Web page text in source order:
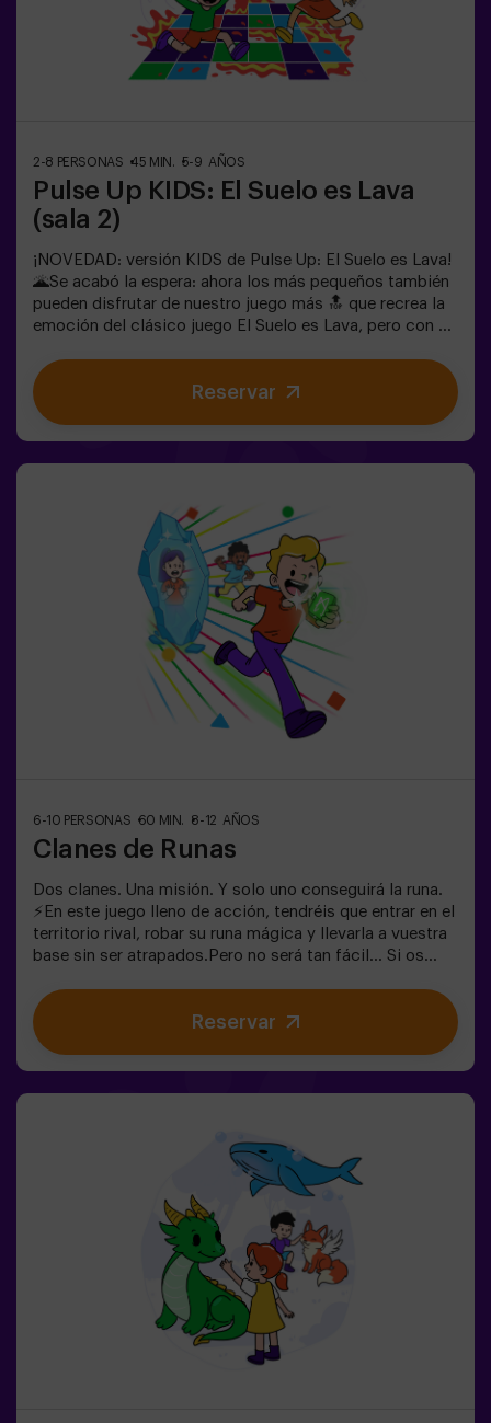
para fiestas infantiles, salidas en familia o simplemente
para liberar energía de la forma más divertida.✅ Ideal
para niños | familias | fiestas infantilesImportante: los
niños deben ir acompañados de un adulto, que cuenta
2-8 PERSONAS 45 MIN. 5-9 AÑOS
Pulse Up KIDS: El Suelo es Lava
(sala 2)
¡NOVEDAD: versión KIDS de Pulse Up: El Suelo es Lava!
🌋Se acabó la espera: ahora los más pequeños también
pueden disfrutar de nuestro juego más 🔝 que recrea la
emoción del clásico juego El Suelo es Lava, pero con un
dinámicos y coloridos que estimulan el cuerpo y la
mente🎉 Ideal para fiestas infantiles y
cumpleaños emocionantes🎁 Recuerdos inolvidables y
seguir jugando.👧👦 Para niños de 5 a 9 años. Si tienen
10 años o más, ¡la versión clásica de Pulse Up: El Suelo
es Lava es perfecta para ellos!Los niños deberán
colaborar, pensar rápido y moverse aún más rápido para
superar todos los retos. ¡Verán su progreso en tiempo
real en pantalla y celebrarán cada victoria como un
verdadero logro! 🏆Diversión
activa, segura y original para fiestas infantiles, salidas
en familia o simplemente para liberar energía de la
forma más divertida.✅ Ideal para niños | familias |
fiestas infantilesImportante: los niños deben ir
Reservar
6-10 PERSONAS 60 MIN. 8-12 AÑOS
Clanes de Runas
Dos clanes. Una misión. Y solo uno conseguirá la runa.
⚡En este juego lleno de acción, tendréis que entrar en el
territorio rival, robar su runa mágica y llevarla a vuestra
base sin ser atrapados.Pero no será tan fácil… Si os
compañero os libere. ❄️La clave está en moverse rápido,
coordinarse y saber cuándo atacar o defender.Aquí no
solo se trata de correr, sino de jugar en equipo y tomar
Reservar